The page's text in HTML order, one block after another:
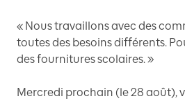
« Nous travaillons avec des
toutes des besoins différents.
des fournitures scolaires. »
Mercredi prochain (le 28 août),